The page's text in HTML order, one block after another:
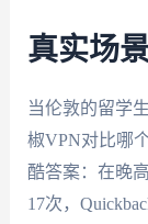
真实场
当伦敦的留学
椒VPN对比哪
酷答案：在晚
17次，